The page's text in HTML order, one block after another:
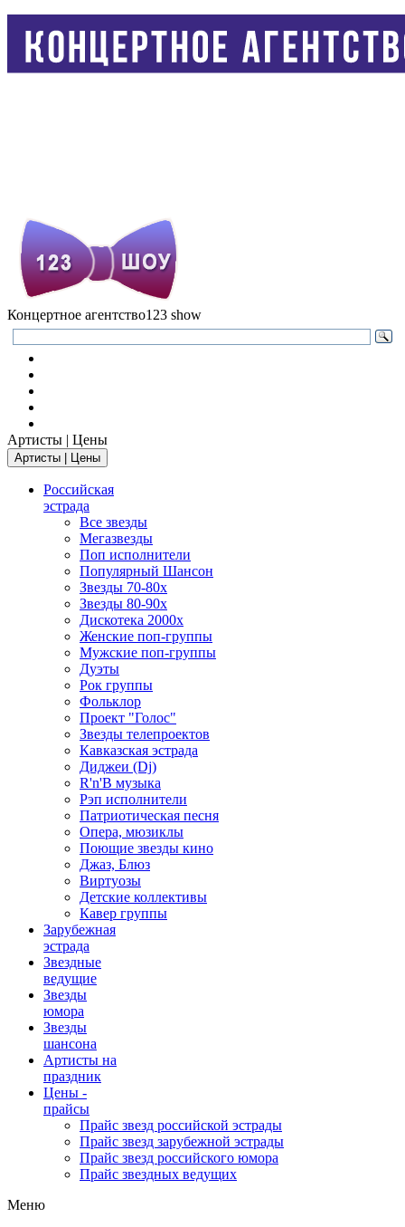
Концертное агентство123 show
Артисты | Цены
Артисты | Цены
Российская
эстрада
Все звезды
Мегазвезды
Поп исполнители
Популярный Шансон
Звезды 70-80х
Звезды 80-90х
Дискотека 2000х
Женские поп-группы
Мужские поп-группы
Дуэты
Рок группы
Фольклор
Проект "Голос"
Звезды телепроектов
Кавказская эстрада
Диджеи (Dj)
R'n'B музыка
Рэп исполнители
Патриотическая песня
Опера, мюзиклы
Поющие звезды кино
Джаз, Блюз
Виртуозы
Детские коллективы
Кавер группы
Зарубежная
эстрада
Звездные
ведущие
Звезды
юмора
Звезды
шансона
Артисты на
праздник
Цены -
прайсы
Прайс звезд российской эстрады
Прайс звезд зарубежной эстрады
Прайс звезд российского юмора
Прайс звездных ведущих
Меню